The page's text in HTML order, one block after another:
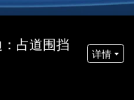
占道围挡
详情